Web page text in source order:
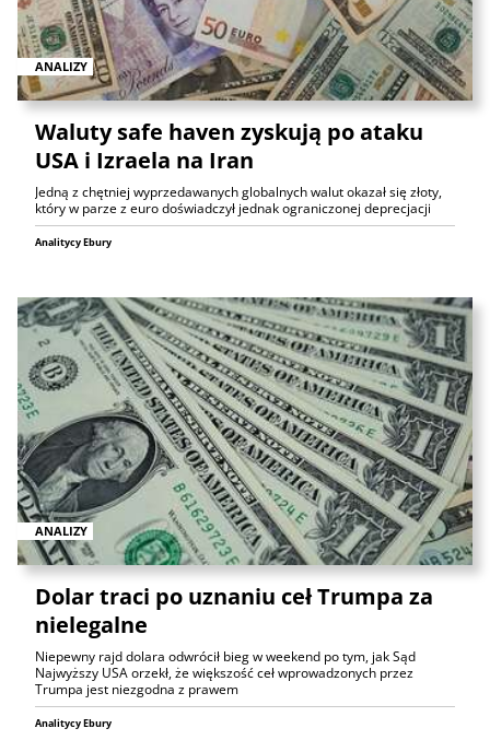
ANALIZY
Waluty safe haven zyskują po ataku
USA i Izraela na Iran
Jedną z chętniej wyprzedawanych globalnych walut okazał się złoty,
który w parze z euro doświadczył jednak ograniczonej deprecjacji
Analitycy Ebury
ANALIZY
Dolar traci po uznaniu ceł Trumpa za
nielegalne
Niepewny rajd dolara odwrócił bieg w weekend po tym, jak Sąd
Najwyższy USA orzekł, że większość ceł wprowadzonych przez
Trumpa jest niezgodna z prawem
Analitycy Ebury